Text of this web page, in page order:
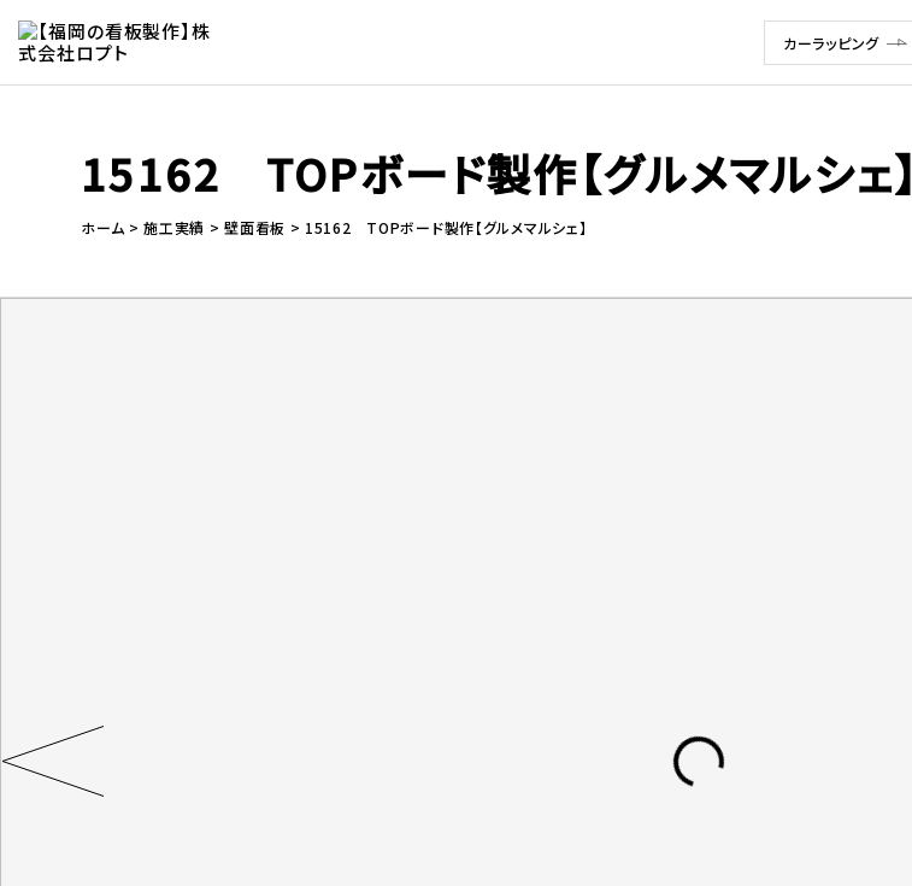
カーラッピング
15162 TOPボード製作【グルメマルシェ】
ホーム 施工実績 壁面看板 15162 TOPボード製作【グルメマルシェ】